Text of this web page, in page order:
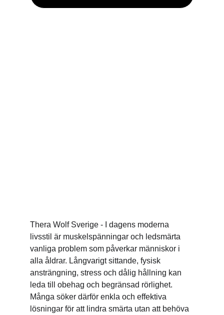
Thera Wolf Sverige - I dagens moderna
livsstil är muskelspänningar och ledsmärta
vanliga problem som påverkar människor i
alla åldrar. Långvarigt sittande, fysisk
ansträngning, stress och dålig hållning kan
leda till obehag och begränsad rörlighet.
Många söker därför enkla och effektiva
lösningar för att lindra smärta utan att behöva